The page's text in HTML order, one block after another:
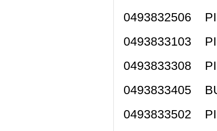
0493832506
0493833103
0493833308
0493833405
0493833502